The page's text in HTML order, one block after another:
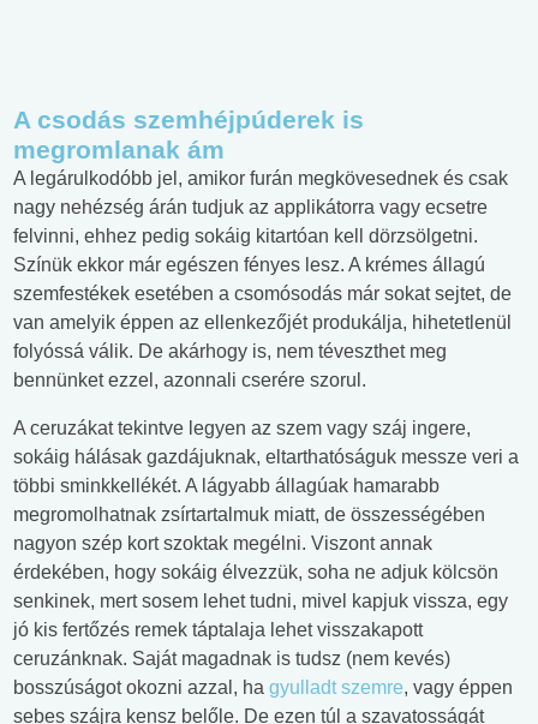
A csodás szemhéjpúderek is
megromlanak ám
A legárulkodóbb jel, amikor furán megkövesednek és csak
nagy nehézség árán tudjuk az applikátorra vagy ecsetre
felvinni, ehhez pedig sokáig kitartóan kell dörzsölgetni.
Színük ekkor már egészen fényes lesz. A krémes állagú
szemfestékek esetében a csomósodás már sokat sejtet, de
van amelyik éppen az ellenkezőjét produkálja, hihetetlenül
folyóssá válik. De akárhogy is, nem téveszthet meg
bennünket ezzel, azonnali cserére szorul.
A ceruzákat tekintve legyen az szem vagy száj ingere,
sokáig hálásak gazdájuknak, eltarthatóságuk messze veri a
többi sminkkellékét. A lágyabb állagúak hamarabb
megromolhatnak zsírtartalmuk miatt, de összességében
nagyon szép kort szoktak megélni. Viszont annak
érdekében, hogy sokáig élvezzük, soha ne adjuk kölcsön
senkinek, mert sosem lehet tudni, mivel kapjuk vissza, egy
jó kis fertőzés remek táptalaja lehet visszakapott
ceruzánknak. Saját magadnak is tudsz (nem kevés)
bosszúságot okozni azzal, ha gyulladt szemre, vagy éppen
sebes szájra kensz belőle. De ezen túl a szavatosságát